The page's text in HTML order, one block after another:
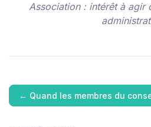
Association : intérêt à agir
← Quand les membres du